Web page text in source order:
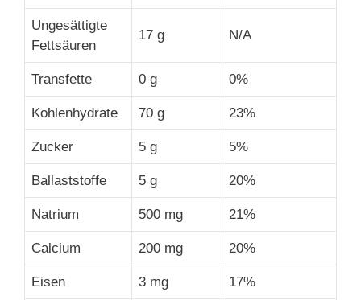
Ungesättigte
Fettsäuren
17 g N/A
Transfette 0 g 0%
Kohlenhydrate 70 g 23%
Zucker 5 g 5%
Ballaststoffe 5 g 20%
Natrium 500 mg 21%
Calcium 200 mg 20%
Eisen 3 mg 17%